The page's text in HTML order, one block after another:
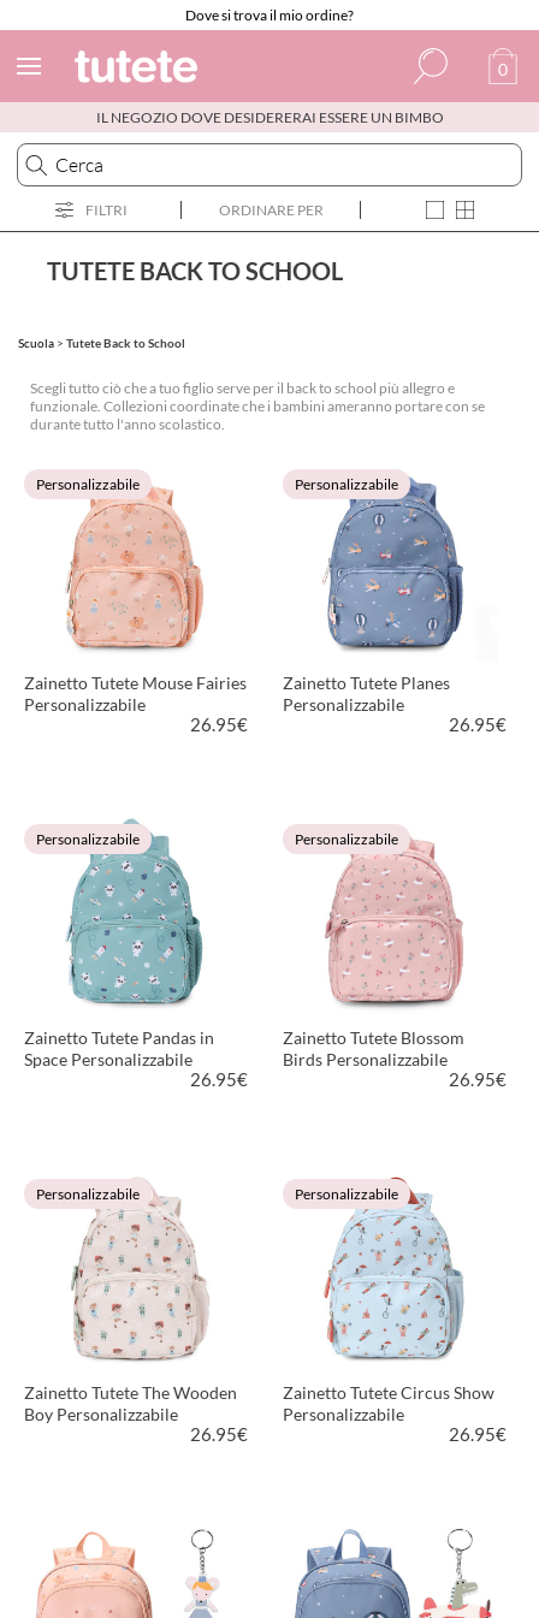
Dove si trova il mio ordine?
Spagnolo
Italiano
Inglese
Portoghese
0
IL NEGOZIO DOVE DESIDERERAI ESSERE UN BIMBO
FILTRI ORDINARE PER
TUTETE BACK TO SCHOOL
Scuola > Tutete Back to School
Scegli tutto ciò che a tuo figlio serve per il back to school più allegro e
funzionale. Collezioni coordinate che i bambini ameranno portare con se
durante tutto l'anno scolastico.
Personalizzabile
Zainetto Tutete Mouse Fairies
Personalizzabile
26.95€
VEDI PRODOTTO
Personalizzabile
Zainetto Tutete Planes
Personalizzabile
26.95€
VEDI PRODOTTO
Personalizzabile
Zainetto Tutete Pandas in
Space Personalizzabile
26.95€
VEDI PRODOTTO
Personalizzabile
Zainetto Tutete Blossom
Birds Personalizzabile
26.95€
VEDI PRODOTTO
Personalizzabile
Zainetto Tutete The Wooden
Boy Personalizzabile
26.95€
VEDI PRODOTTO
Personalizzabile
Zainetto Tutete Circus Show
Personalizzabile
26.95€
VEDI PRODOTTO